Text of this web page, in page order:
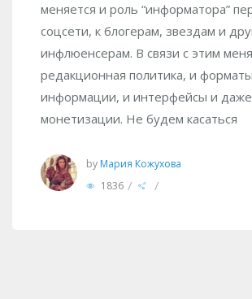
меняется и роль “информатора”
соцсети, к блогерам, звездам и
инфлюенсерам. В связи с этим
редакционная политика, и
информации, и интерфейсы и
монетизации. Не будем касаться
by Мария Кожухова
1836 / /